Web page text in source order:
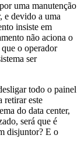
uma manutenção
e devido a uma
insiste em
não aciona o
o operador
ser
todo o painel
retirar este
do data center,
será que é
disjuntor? E o